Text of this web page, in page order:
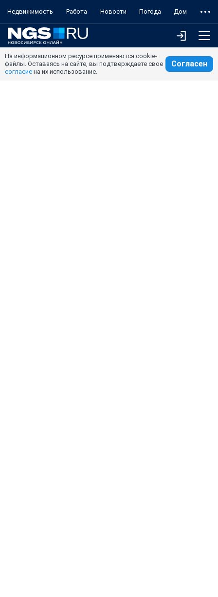
Недвижимость Работа Новости Погода Дом
На информационном ресурсе применяются cookie-
файлы. Оставаясь на сайте, вы подтверждаете свое
согласие на их использование.
Согласен